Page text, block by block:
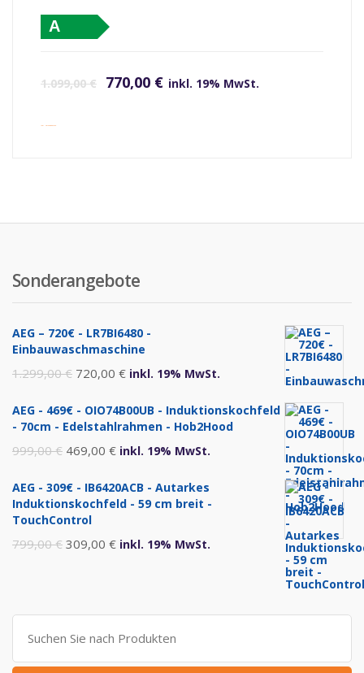
A
1.099,00€ 770,00 € inkl. 19% MwSt.
inkl. Versandkosten
Sonderangebote
AEG – 720€ - LR7BI6480 -
Einbauwaschmaschine
1.299,00€ Ursprünglicher
war:
720,00 €Aktueller
ist:
inkl. 19% MwSt.
AEG - 469€ - OIO74B00UB - Induktionskochfeld
- 70cm - Edelstahlrahmen - Hob2Hood
999,00€ Ursprünglicher
war:
999,00 €
469,00 €Aktueller
ist:
inkl. 19% MwSt.
AEG - 309€ - IB6420ACB - Autarkes
Induktionskochfeld - 59 cm breit -
TouchControl
799,00€ Ursprünglicher
799,00 €
309,00 €Aktueller
309,00 €.
inkl. 19% MwSt.
Suche
nach: